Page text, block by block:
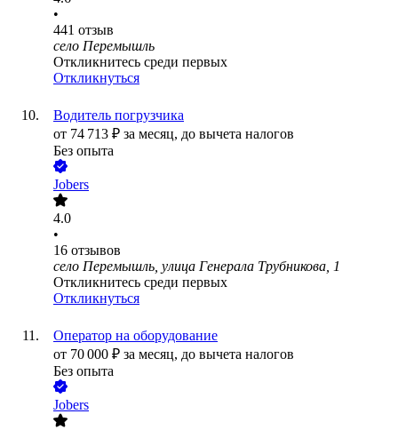
•
441 отзыв
село Перемышль
Откликнитесь среди первых
Откликнуться
Водитель погрузчика
от 74 713 ₽ за месяц, до вычета налогов
Без опыта
Jobers
4.0
•
16 отзывов
село Перемышль, улица Генерала Трубникова, 1
Откликнитесь среди первых
Откликнуться
Оператор на оборудование
от 70 000 ₽ за месяц, до вычета налогов
Без опыта
Jobers